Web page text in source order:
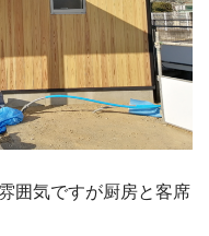
囲気ですが厨房と客席